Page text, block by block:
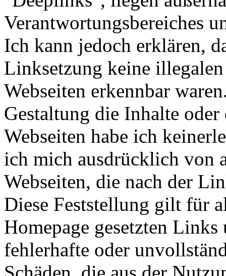
Verantwortungsbereiches
Ich kann jedoch erklären,
Linksetzung keine
Webseiten erkennbar
Gestaltung die Inhalte
Webseiten habe ich
ich mich ausdrücklich von
Webseiten, die nach der
Diese Feststellung gilt für
Homepage gesetzten
fehlerhafte oder